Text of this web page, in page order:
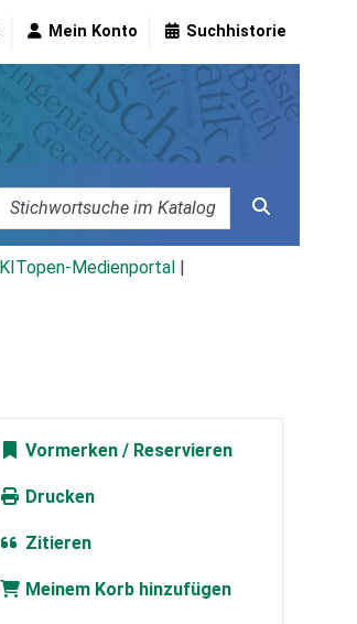
Mein Konto Suchhistorie
KITopen-Medienportal
Vormerken
Drucken
Zitieren
Meinem Korb hinzufügen